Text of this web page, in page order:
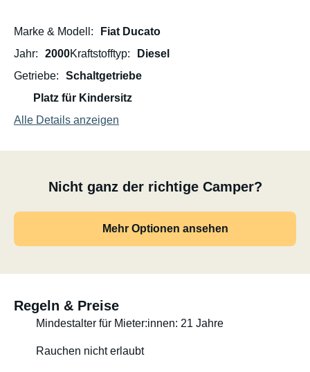
Marke & Modell
Fiat Ducato
Jahr
2000Kraftstofftyp
Diesel
Getriebe
Schaltgetriebe
Platz für Kindersitz
Alle Details anzeigen
Nicht ganz der richtige Camper?
Mehr Optionen ansehen
Regeln & Preise
Mindestalter für Mieter:innen: 21 Jahre
Rauchen nicht erlaubt